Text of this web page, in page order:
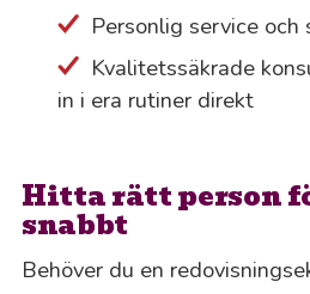
Personlig service
Kvalitetssäkrade
in i era rutiner direkt
Hitta rätt person
snabbt
Behöver du en